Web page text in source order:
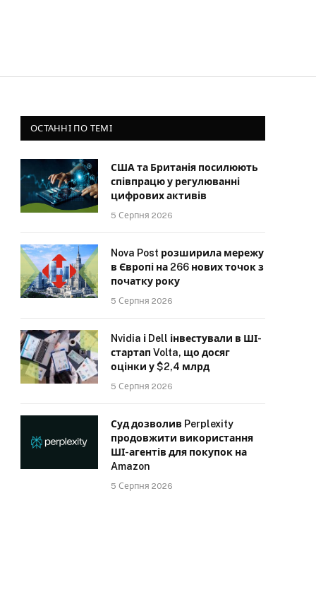
ОСТАННІ ПО ТЕМІ
США та Британія посилюють
співпрацю у регулюванні
цифрових активів
5 Серпня 2026
Nova Post розширила мережу
в Європі на 266 нових точок з
початку року
5 Серпня 2026
Nvidia і Dell інвестували в ШІ-
стартап Volta, що досяг
оцінки у $2,4 млрд
5 Серпня 2026
Суд дозволив Perplexity
продовжити використання
ШІ-агентів для покупок на
Amazon
5 Серпня 2026